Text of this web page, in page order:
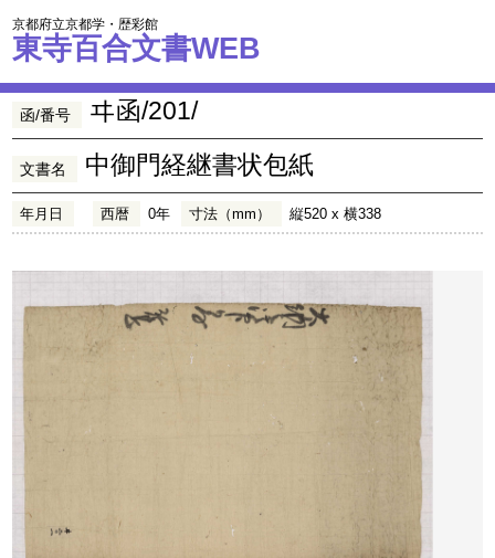
京都府立京都学・歴彩館
東寺百合文書WEB
函/番号 ヰ函/201/
文書名 中御門経継書状包紙
年月日 西暦 0年 寸法（mm） 縦520 x 横338